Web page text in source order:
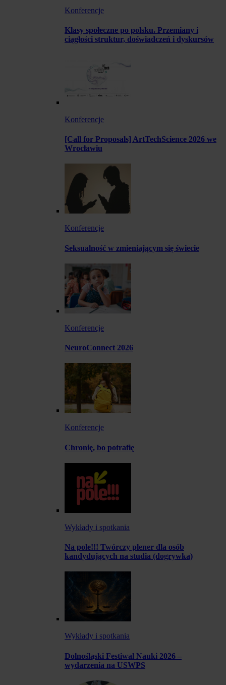
Konferencje
Klasy społeczne po polsku. Przemiany i
ciągłości struktur, doświadczeń i dyskursów
Konferencje
[Call for Proposals] ArtTechScience 2026 we
Wrocławiu
Konferencje
Seksualność w zmieniającym się świecie
Konferencje
NeuroConnect 2026
Konferencje
Chronię, bo potrafię
Wykłady i spotkania
Na pole!!! Twórczy plener dla osób
kandydujących na studia (dogrywka)
Wykłady i spotkania
Dolnośląski Festiwal Nauki 2026 –
wydarzenia na USWPS